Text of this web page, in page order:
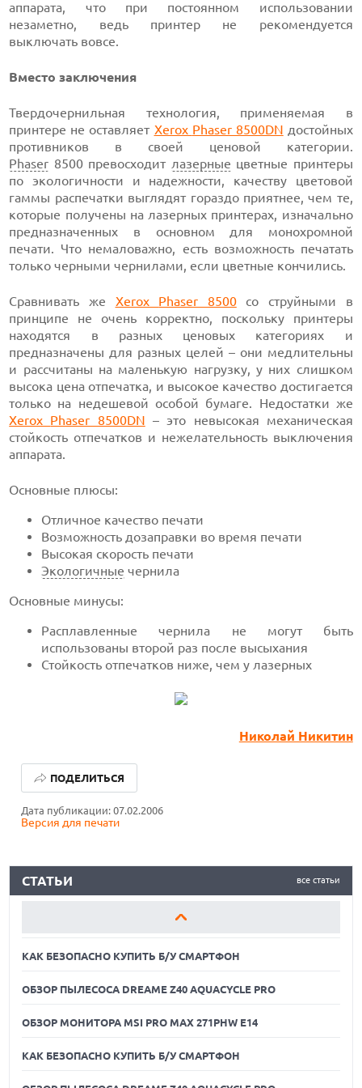
аппарата, что при постоянном использовании
незаметно, ведь принтер не рекомендуется
выключать вовсе.
Вместо заключения
Твердочернильная технология, применяемая в
принтере не оставляет Xerox Phaser 8500DN достойных
противников в своей ценовой категории.
Phaser 8500 превосходит лазерные цветные принтеры
по экологичности и надежности, качеству цветовой
гаммы распечатки выглядят гораздо приятнее, чем те,
которые получены на лазерных принтерах, изначально
предназначенных в основном для монохромной
печати. Что немаловажно, есть возможность печатать
только черными чернилами, если цветные кончились.
Сравнивать же Xerox Phaser 8500со струйными в
принципе не очень корректно, поскольку принтеры
находятся в разных ценовых категориях и
предназначены для разных целей – они медлительны
и рассчитаны на маленькую нагрузку, у них слишком
высока цена отпечатка, и высокое качество достигается
только на недешевой особой бумаге. Недостатки же
Xerox Phaser 8500DN – это невысокая механическая
стойкость отпечатков и нежелательность выключения
аппарата.
Основные плюсы:
Отличное качество печати
Возможность дозаправки во время печати
Высокая скорость печати
Экологичные чернила
Основные минусы:
Расплавленные чернила не могут быть
использованы второй раз после высыхания
Стойкость отпечатков ниже, чем у лазерных
Николай Никитин
Дата публикации: 07.02.2006
Версия для печати
ПОДЕЛИТЬСЯ
все статьи
СТАТЬИ
ОБЗОР ПЫЛЕСОСА DREAME Z40 AQUACYCLE PRO
ОБЗОР МОНИТОРА MSI PRO MAX 271PHW E14
ОБЗОР МОНИТОРА MSI PRO MAX 271PHW E14
КАК БЕЗОПАСНО КУПИТЬ Б/У СМАРТФОН
ОБЗОР ПЫЛЕСОСА DREAME Z40 AQUACYCLE PRO
ОБЗОР МОНИТОРА MSI PRO MAX 271PHW E14
КАК БЕЗОПАСНО КУПИТЬ Б/У СМАРТФОН